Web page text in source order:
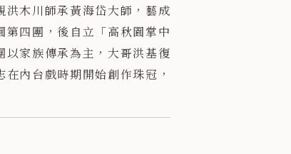
洪木川師承黃海岱大師，藝成
第四團，後自立「高秋園掌中
以家族傳承為主，大哥洪基復
在內台戲時期開始創作珠冠，
色的華麗珠冠，洪師傅是當前